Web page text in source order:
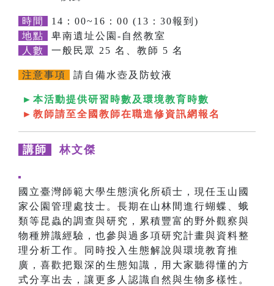
時間
14：00~16：00 (13：30報到)
地點
卑南遺址公園-自然教室
人數
一般民眾 25 名、教師 5 名
注意事項 請自備水壺及防蚊液
►本活動提供研習時數及環境教育時數
►教師請至全國教師在職進修資訊網報名
講師 林文傑
國立臺灣師範大學生態演化所碩士，現任玉山國
家公園管理處技士。長期在山林間進行蝴蝶、蛾
類等昆蟲的調查與研究，累積豐富的野外觀察與
物種辨識經驗，也參與過多項研究計畫與資料整
理分析工作。同時投入生態解說與環境教育推
廣，喜歡把艱深的生態知識，用大家聽得懂的方
式分享出去，讓更多人認識自然與生物多樣性。